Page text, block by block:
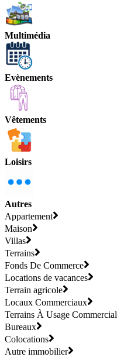
Multimédia
Evènements
Vêtements
Loisirs
Autres
Appartement
Maison
Villas
Terrains
Fonds De Commerce
Locations de vacances
Terrain agricole
Locaux Commerciaux
Terrains À Usage Commercial
Bureaux
Colocations
Autre immobilier